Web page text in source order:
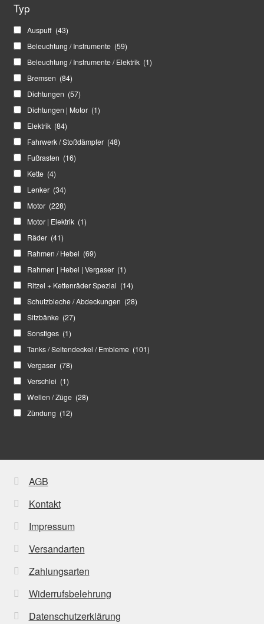
Typ
Auspuff (43)
Beleuchtung / Instrumente (59)
Beleuchtung / Instrumente / Elektrik (1)
Bremsen (84)
Dichtungen (57)
Dichtungen | Motor (1)
Elektrik (84)
Fahrwerk / Stoßdämpfer (48)
Fußrasten (16)
Kette (4)
Lenker (34)
Motor (228)
Motor | Elektrik (1)
Räder (41)
Rahmen / Hebel (69)
Rahmen | Hebel | Vergaser (1)
Ritzel + Kettenräder Spezial (14)
Schutzbleche / Abdeckungen (28)
Sitzbänke (27)
Sonstiges (1)
Tanks / Seitendeckel / Embleme (101)
Vergaser (78)
Verschlei (1)
Wellen / Züge (28)
Zündung (12)
AGB
Kontakt
Impressum
Versandarten
Zahlungsarten
Widerrufsbelehrung
Datenschutzerklärung